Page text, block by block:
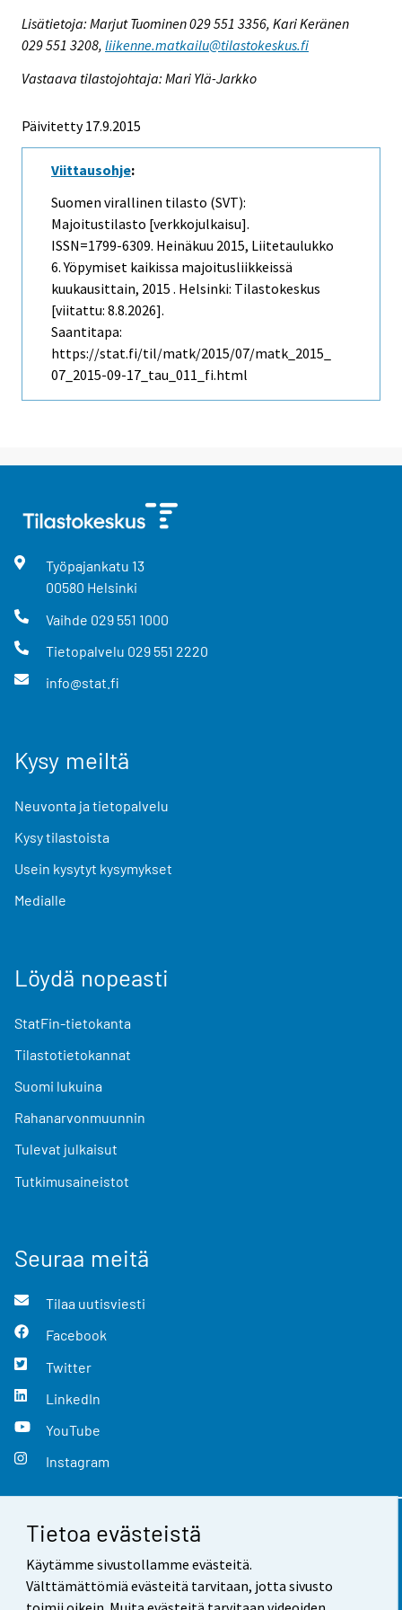
Tietoa evästeistä
Käytämme sivustollamme evästeitä.
Välttämättömiä evästeitä tarvitaan, jotta sivusto
Lisätietoja: Marjut Tuominen 029 551 3356, Kari Keränen
029 551 3208, liikenne.matkailu@tilastokeskus.fi
Vastaava tilastojohtaja: Mari Ylä-Jarkko
Päivitetty 17.9.2015
Viittausohje:
Suomen virallinen tilasto (SVT):
Majoitustilasto [verkkojulkaisu].
ISSN=1799-6309. Heinäkuu 2015, Liitetaulukko
6. Yöpymiset kaikissa majoitusliikkeissä
kuukausittain, 2015 . Helsinki: Tilastokeskus
[viitattu: 8.8.2026].
Saantitapa:
https://stat.fi/til/matk/2015/07/matk_2015_
07_2015-09-17_tau_011_fi.html
Työpajankatu 13
00580 Helsinki
Vaihde 029 551 1000
Tietopalvelu 029 551 2220
info@stat.fi
Kysy meiltä
Neuvonta ja tietopalvelu
Kysy tilastoista
Usein kysytyt kysymykset
Medialle
Löydä nopeasti
StatFin-tietokanta
Tilastotietokannat
Suomi lukuina
Rahanarvonmuunnin
Tulevat julkaisut
Tutkimusaineistot
Seuraa meitä
Tilaa uutisviesti
Facebook
Twitter
LinkedIn
YouTube
Instagram
Yhteystiedot
Palaute